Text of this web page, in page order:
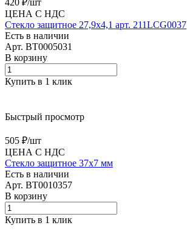
ЦЕНА С НДС
Стекло защитное 27,9х4,1 арт. 211LCG0037
Есть в наличии
Арт. BT0005031
В корзину
Купить в 1 клик
Быстрый просмотр
505 ₽/шт
ЦЕНА С НДС
Стекло защитное 37x7 мм
Есть в наличии
Арт. BT0010357
В корзину
Купить в 1 клик